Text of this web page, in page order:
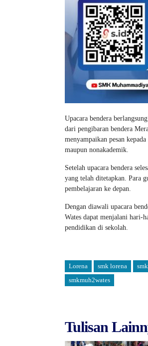
Upacara bendera
dari pengibaran bendera
menyampaikan pesan
maupun nonakademik.
Setelah upacara bendera
yang telah ditetapkan. Para
pembelajaran ke depan.
Dengan diawali upacara
Wates dapat menjalani hari-
pendidikan di sekolah.
Lorena smk lorena
smkmuh2wates
Tulisan